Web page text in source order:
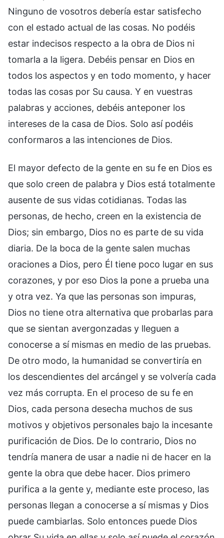
Ninguno de vosotros debería estar satisfecho
con el estado actual de las cosas. No podéis
estar indecisos respecto a la obra de Dios ni
tomarla a la ligera. Debéis pensar en Dios en
todos los aspectos y en todo momento, y hacer
todas las cosas por Su causa. Y en vuestras
palabras y acciones, debéis anteponer los
intereses de la casa de Dios. Solo así podéis
conformaros a las intenciones de Dios.
El mayor defecto de la gente en su fe en Dios es
que solo creen de palabra y Dios está totalmente
ausente de sus vidas cotidianas. Todas las
personas, de hecho, creen en la existencia de
Dios; sin embargo, Dios no es parte de su vida
diaria. De la boca de la gente salen muchas
oraciones a Dios, pero Él tiene poco lugar en sus
corazones, y por eso Dios la pone a prueba una
y otra vez. Ya que las personas son impuras,
Dios no tiene otra alternativa que probarlas para
que se sientan avergonzadas y lleguen a
conocerse a sí mismas en medio de las pruebas.
De otro modo, la humanidad se convertiría en
los descendientes del arcángel y se volvería cada
vez más corrupta. En el proceso de su fe en
Dios, cada persona desecha muchos de sus
motivos y objetivos personales bajo la incesante
purificación de Dios. De lo contrario, Dios no
tendría manera de usar a nadie ni de hacer en la
gente la obra que debe hacer. Dios primero
purifica a la gente y, mediante este proceso, las
personas llegan a conocerse a sí mismas y Dios
puede cambiarlas. Solo entonces puede Dios